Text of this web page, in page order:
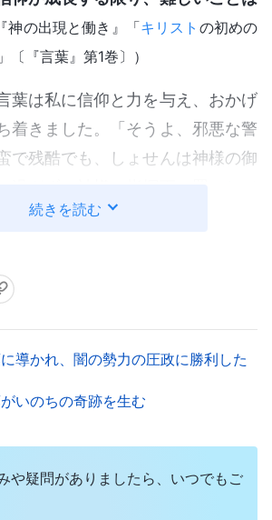
神の出現と働き』「キリスト の初めの
『言葉』第1巻〕）
葉は私に信仰と力を与え、おかげ
着きました。「そうよ、邪悪な警
で残酷でも、しょせんは神様の御
めて祈り、神様に呼びかける限
。この邪悪な警官たちが私を残酷
も、それは単に神様が私の信仰を
いるだけ。私の肉をどれだけ苦し
にすがって呼びかける私の心を止
い。私の肉を殺しても、魂までは
うに考えると、もはや悪魔サタン
くなり、私は神様の証しに立とう
そして心の中でこう呼びかけまし
続きを読む
導かれ、闇の勢力の圧政に勝利した
いのちの奇跡を生む
や疑問がありましたら、いつでもご